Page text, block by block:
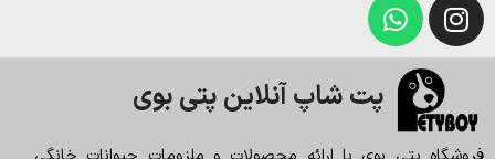
پت شاپ آنلاین پتی بوی